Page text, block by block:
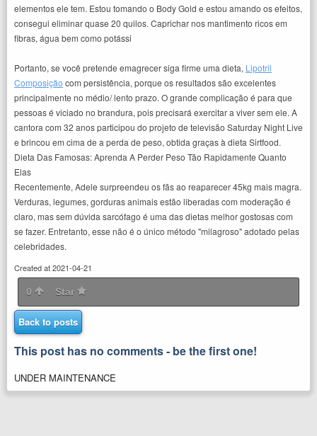
elementos ele tem. Estou tomando o Body Gold e estou amando os efeitos,
consegui eliminar quase 20 quilos. Caprichar nos mantimento ricos em
fibras, água bem como potássi
Portanto, se você pretende emagrecer siga firme uma dieta, Lipotril
Composiçăo com persistência, porque os resultados são excelentes
principalmente no médio/ lento prazo. O grande complicação é para que
pessoas é viciado no brandura, pois precisará exercitar a viver sem ele. A
cantora com 32 anos participou do projeto de televisão Saturday Night Live
e brincou em cima de a perda de peso, obtida graças à dieta Sirtfood.
Dieta Das Famosas: Aprenda A Perder Peso Tão Rapidamente Quanto
Elas
Recentemente, Adele surpreendeu os fãs ao reaparecer 45kg mais magra.
Verduras, legumes, gorduras animais estão liberadas com moderação é
claro, mas sem dúvida sarcófago é uma das dietas melhor gostosas com
se fazer. Entretanto, esse não é o único método "milagroso" adotado pelas
celebridades.
Created at 2021-04-21
0 Star
Back to posts
This post has no comments - be the first one!
UNDER MAINTENANCE